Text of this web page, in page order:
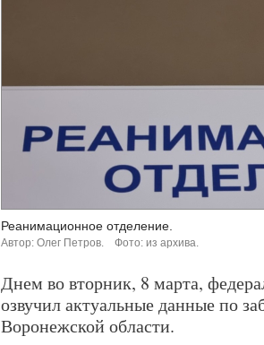
Реанимационное отделение.
Автор: Олег Петров. Фото: из архива.
Днем во вторник, 8 марта,
озвучил актуальные данные по
Воронежской области.